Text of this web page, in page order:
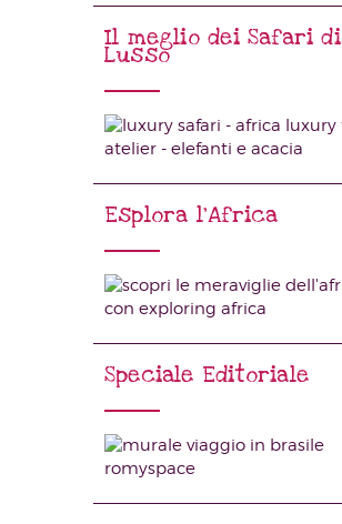
Il meglio dei Safari di
Lusso
Esplora l’Africa
Speciale Editoriale